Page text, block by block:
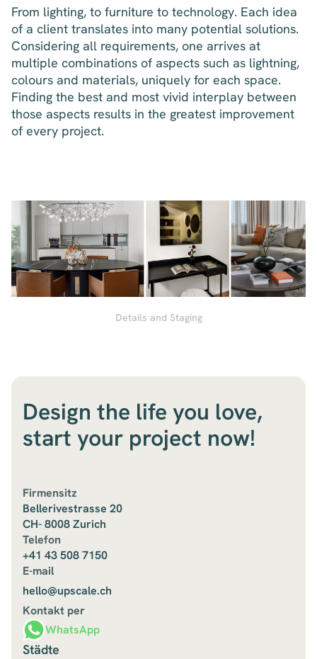
From lighting, to furniture to technology. Each idea
of a client translates into many potential solutions.
Considering all requirements, one arrives at
multiple combinations of aspects such as lightning,
colours and materials, uniquely for each space.
Finding the best and most vivid interplay between
those aspects results in the greatest improvement
of every project.
Details and Staging
Firmensitz
Bellerivestrasse 20
CH- 8008 Zurich
Telefon
+41 43 508 7150
E-mail
hello@upscale.ch
Kontakt per
WhatsApp
Städte
Design the life you love,
start your project now!